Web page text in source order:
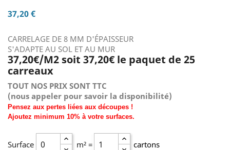
37,20 €
CARRELAGE DE 8 MM D'ÉPAISSEUR
S'ADAPTE AU SOL ET AU MUR
37,20€/M2 soit 37,20€ le paquet de 25
carreaux
TOUT NOS PRIX SONT TTC
(nous appeler pour savoir la disponibilité)
Pensez aux pertes liées aux découpes !
Ajoutez minimum 10% à votre surfaces.
Surface m² = cartons